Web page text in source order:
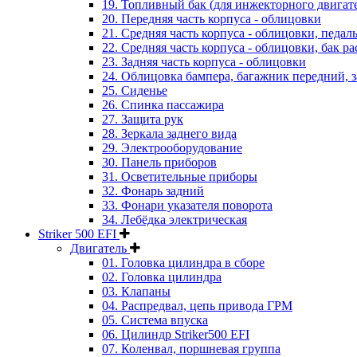
19. Топливный бак (для инжекторного
20. Передняя часть корпуса - облицовки
21. Средняя часть корпуса - облицовки,
22. Средняя часть корпуса - облицовки, бак
23. Задняя часть корпуса - облицовки
24. Облицовка бампера, багажник передний,
25. Сиденье
26. Спинка пассажира
27. Защита рук
28. Зеркала заднего вида
29. Электрооборудование
30. Панель приборов
31. Oсветительные приборы
32. Фонарь задний
33. Фонари указателя поворота
34. Лебёдка электрическая
Striker 500 EFI
Двигатель
01. Головка цилиндра в сборе
02. Головка цилиндра
03. Клапаны
04. Распредвал, цепь привода ГРМ
05. Система впуска
06. Цилиндр Striker500 EFI
07. Коленвал, поршневая группа